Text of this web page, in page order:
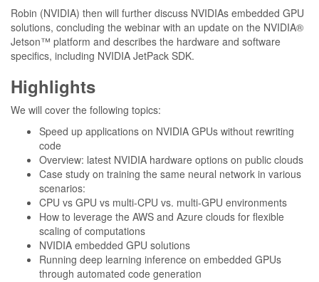
Robin (NVIDIA) then will further discuss NVIDIAs embedded GPU
solutions, concluding the webinar with an update on the NVIDIA®
Jetson™ platform and describes the hardware and software
specifics, including NVIDIA JetPack SDK.
Highlights
We will cover the following topics:
Speed up applications on NVIDIA GPUs without rewriting
code
Overview: latest NVIDIA hardware options on public clouds
Case study on training the same neural network in various
scenarios:
CPU vs GPU vs multi-CPU vs. multi-GPU environments
How to leverage the AWS and Azure clouds for flexible
scaling of computations
NVIDIA embedded GPU solutions
Running deep learning inference on embedded GPUs
through automated code generation